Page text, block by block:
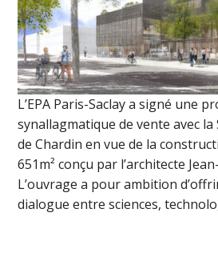
L’EPA Paris-Saclay a signé une
synallagmatique de vente avec la
de Chardin en vue de la
651m² conçu par l’architecte
L’ouvrage a pour ambition
dialogue entre sciences,